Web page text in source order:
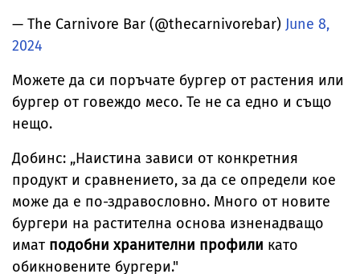
— The Carnivore Bar (@thecarnivorebar) June 8,
2024
Можете да си поръчате бургер от растения или
бургер от говеждо месо. Те не са едно и също
нещо.
Добинс: „Наистина зависи от конкретния
продукт и сравнението, за да се определи кое
може да е по-здравословно. Много от новите
бургери на растителна основа изненадващо
имат подобни хранителни профили като
обикновените бургери."